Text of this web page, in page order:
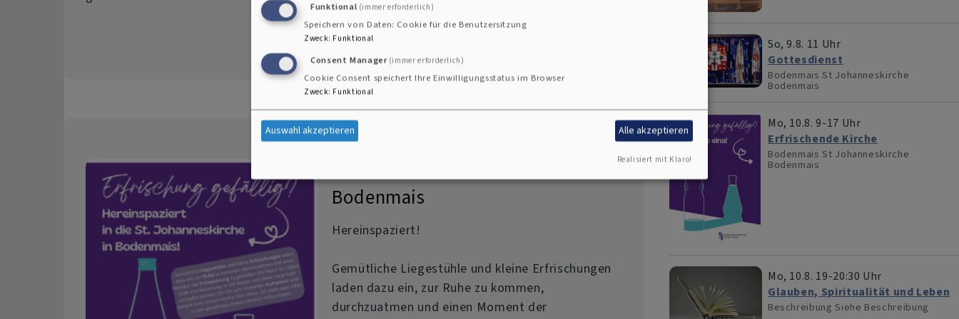
"Erfrischende Kirche" in
Bodenmais
Hereinspaziert!
Gemütliche Liegestühle und kleine Erfrischungen
laden dazu ein, zur Ruhe zu kommen,
durchzuatmen und einen Moment der
So, 9.8. 11 Uhr
Gottesdienst
Bodenmais St Johanneskirche
Bodenmais
Mo, 10.8. 9-17 Uhr
Erfrischende Kirche
Bodenmais St Johanneskirche
Bodenmais
Mo, 10.8. 19-20:30 Uhr
Glauben, Spiritualität und Leben
Beschreibung Siehe Beschreibung
Funktional (immer erforderlich)
Speichern von Daten: Cookie für die Benutzersitzung
Zweck: Funktional
Consent Manager (immer erforderlich)
Cookie Consent speichert Ihre Einwilligungsstatus im Browser
Zweck: Funktional
Auswahl akzeptieren Alle akzeptieren
Realisiert mit Klaro!